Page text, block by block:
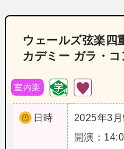
ウェールズ弦楽四
カデミー ガラ・コ
室内楽
日時
2025年3月
開演：